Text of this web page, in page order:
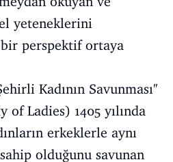
yeteneklerini
perspektif ortaya
Kadının Savunması''
Ladies) 1405 yılında
erkeklerle aynı
olduğunu savunan